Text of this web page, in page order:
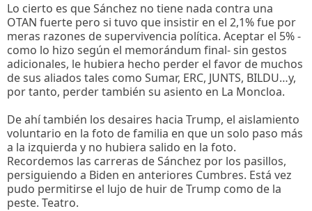
Lo cierto es que Sánchez no tiene nada contra una
OTAN fuerte pero si tuvo que insistir en el 2,1% fue por
meras razones de supervivencia política. Aceptar el 5% -
como lo hizo según el memorándum final- sin gestos
adicionales, le hubiera hecho perder el favor de muchos
de sus aliados tales como Sumar, ERC, JUNTS, BILDU…y,
por tanto, perder también su asiento en La Moncloa.
De ahí también los desaires hacia Trump, el aislamiento
voluntario en la foto de familia en que un solo paso más
a la izquierda y no hubiera salido en la foto.
Recordemos las carreras de Sánchez por los pasillos,
persiguiendo a Biden en anteriores Cumbres. Está vez
pudo permitirse el lujo de huir de Trump como de la
peste. Teatro.